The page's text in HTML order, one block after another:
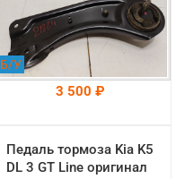
Б/У
3 500 ₽
На складе: Раменское
-->
Педаль тормоза Kia K5
DL 3 GT Line оригинал